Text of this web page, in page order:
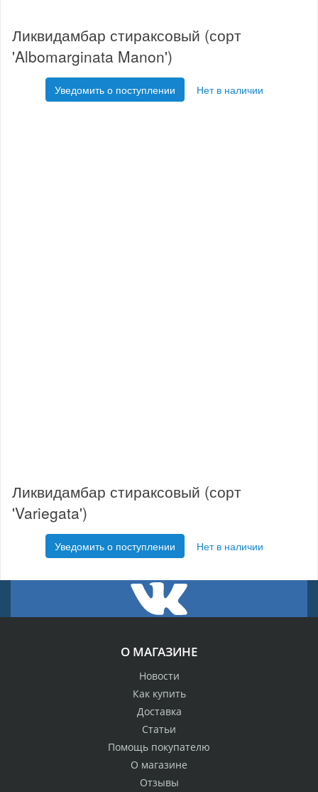
Ликвидамбар стираксовый (сорт
'Albomarginata Manon')
Уведомить о поступлении Нет в наличии
Ликвидамбар стираксовый (сорт
'Variegata')
Уведомить о поступлении Нет в наличии
О МАГАЗИНЕ
Новости
Как купить
Доставка
Статьи
Помощь покупателю
О магазине
Отзывы